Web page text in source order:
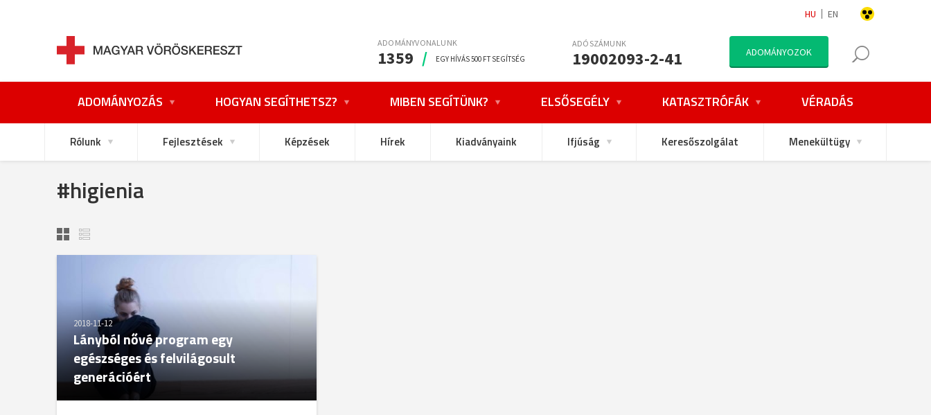
HU EN
ADOMÁNYVONALUNK
1359 / EGY HÍVÁS 500 FT SEGÍTSÉG
ADÓSZÁMUNK
19002093-2-41 ADOMÁNYOZOK
ADOMÁNYOZÁS HOGYAN SEGÍTHETSZ? MIBEN SEGÍTÜNK? ELSŐSEGÉLY KATASZTRÓFÁK VÉRADÁS
Rólunk Fejlesztések Képzések Hírek Kiadványaink Ifjúság Keresőszolgálat Menekültügy
#higienia
2018-11-12
Lányból nővé program egy
egészséges és felvilágosult
generációért